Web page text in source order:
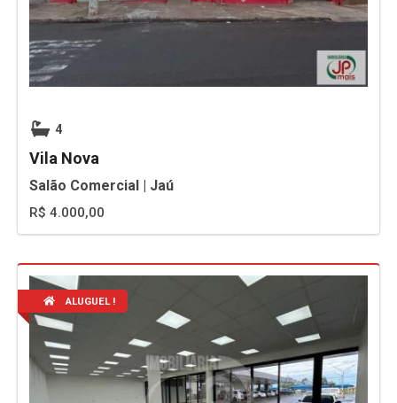
4
Vila Nova
Salão Comercial | Jaú
R$ 4.000,00
ALUGUEL !